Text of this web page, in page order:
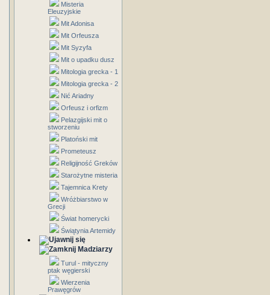
Misteria
Eleuzyjskie
Mit Adonisa
Mit Orfeusza
Mit Syzyfa
Mit o upadku dusz
Mitologia grecka - 1
Mitologia grecka - 2
Nić Ariadny
Orfeusz i orfizm
Pelazgijski mit o
stworzeniu
Platoński mit
Prometeusz
Religijność Greków
Starożytne misteria
Tajemnica Krety
Wróżbiarstwo w
Grecji
Świat homerycki
Świątynia Artemidy
Madziarzy
Turul - mityczny
ptak węgierski
Wierzenia
Prawęgrów